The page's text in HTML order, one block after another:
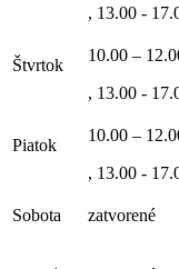
, 13.00 -
Štvrtok
10.00 –
, 13.00 -
Piatok
10.00 –
, 13.00 -
Sobota zatvorené